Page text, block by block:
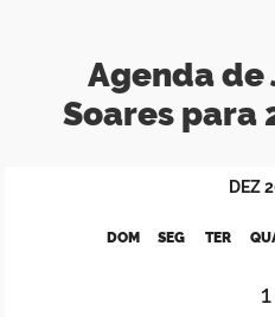
Agenda de
Soares
DEZ
DOM SEG TER
1